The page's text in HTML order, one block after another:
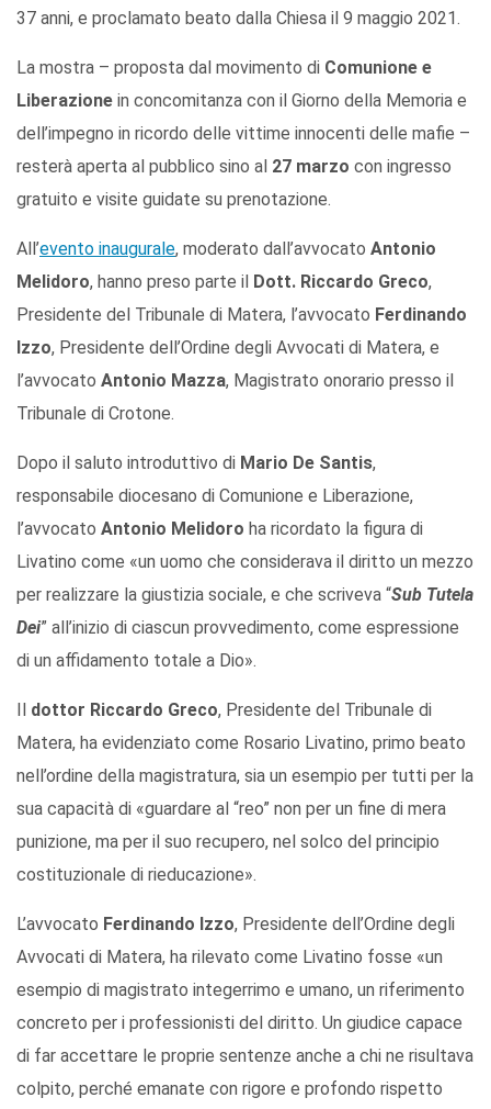
37 anni, e proclamato beato dalla Chiesa il 9 maggio 2021.
La mostra – proposta dal movimento di Comunione e
Liberazione in concomitanza con il Giorno della Memoria e
dell’impegno in ricordo delle vittime innocenti delle mafie –
resterà aperta al pubblico sino al 27 marzo con ingresso
gratuito e visite guidate su prenotazione.
All’evento inaugurale, moderato dall’avvocato Antonio
Melidoro, hanno preso parte il Dott. Riccardo Greco,
Presidente del Tribunale di Matera, l’avvocato Ferdinando
Izzo, Presidente dell’Ordine degli Avvocati di Matera, e
l’avvocato Antonio Mazza, Magistrato onorario presso il
Tribunale di Crotone.
Dopo il saluto introduttivo di Mario De Santis,
responsabile diocesano di Comunione e Liberazione,
l’avvocato Antonio Melidoro ha ricordato la figura di
Livatino come «un uomo che considerava il diritto un mezzo
per realizzare la giustizia sociale, e che scriveva “Sub Tutela
Dei” all’inizio di ciascun provvedimento, come espressione
di un affidamento totale a Dio».
Il dottor Riccardo Greco, Presidente del Tribunale di
Matera, ha evidenziato come Rosario Livatino, primo beato
nell’ordine della magistratura, sia un esempio per tutti per la
sua capacità di «guardare al “reo” non per un fine di mera
punizione, ma per il suo recupero, nel solco del principio
costituzionale di rieducazione».
L’avvocato Ferdinando Izzo, Presidente dell’Ordine degli
Avvocati di Matera, ha rilevato come Livatino fosse «un
esempio di magistrato integerrimo e umano, un riferimento
concreto per i professionisti del diritto. Un giudice capace
di far accettare le proprie sentenze anche a chi ne risultava
colpito, perché emanate con rigore e profondo rispetto